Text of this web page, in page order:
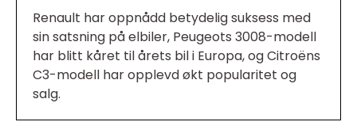
Renault har oppnådd betydelig suksess med
sin satsning på elbiler, Peugeots 3008-modell
har blitt kåret til årets bil i Europa, og Citroëns
C3-modell har opplevd økt popularitet og
salg.